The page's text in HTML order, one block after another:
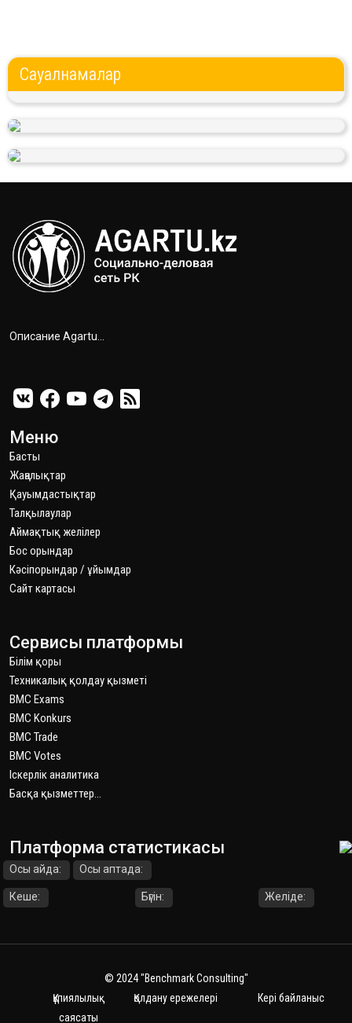
Сауалнамалар
Описание Agartu...
Меню
Басты
Жаңалықтар
Қауымдастықтар
Талқылаулар
Аймақтық желілер
Бос орындар
Кәсіпорындар / ұйымдар
Сайт картаcы
Сервисы платформы
Білім қоры
Техникалық қолдау қызметі
BMC Exams
BMC Konkurs
BMC Trade
BMC Votes
Іскерлік аналитика
Басқа қызметтер...
Платформа статистикасы
Осы айда: Осы аптада:
Кеше: Бүгін: Желіде:
© 2024"Benchmark Consulting"
Құпиялылық
саясаты
Қолдану ережелері Кері байланыс